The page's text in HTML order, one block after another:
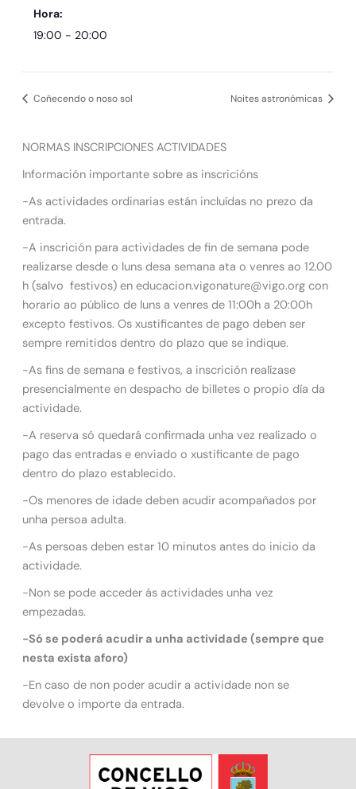
Hora:
19:00 - 20:00
Coñecendo o noso sol Noites astronómicas
NORMAS INSCRIPCIONES ACTIVIDADES
Información importante sobre as inscricións
-As actividades ordinarias están incluídas no prezo da
entrada.
-A inscrición para actividades de fin de semana pode
realizarse desde o luns desa semana ata o venres ao 12.00
h (salvo festivos) en educacion.vigonature@vigo.org con
horario ao público de luns a venres de 11:00h a 20:00h
excepto festivos. Os xustificantes de pago deben ser
sempre remitidos dentro do plazo que se indique.
-As fins de semana e festivos, a inscrición realízase
presencialmente en despacho de billetes o propio día da
actividade.
-A reserva só quedará confirmada unha vez realizado o
pago das entradas e enviado o xustificante de pago
dentro do plazo establecido.
-Os menores de idade deben acudir acompañados por
unha persoa adulta.
-As persoas deben estar 10 minutos antes do inicio da
actividade.
-Non se pode acceder ás actividades unha vez
empezadas.
-Só se poderá acudir a unha actividade (sempre que
nesta exista aforo)
-En caso de non poder acudir a actividade non se
devolve o importe da entrada.